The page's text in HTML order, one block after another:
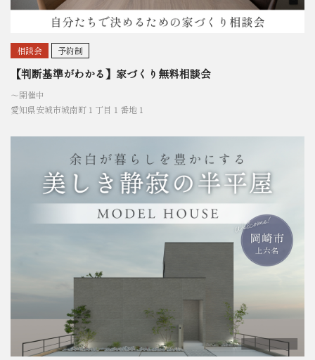
相談会 予約制
【判断基準がわかる】家づくり無料相談会
〜開催中
愛知県安城市城南町１丁目１番地１